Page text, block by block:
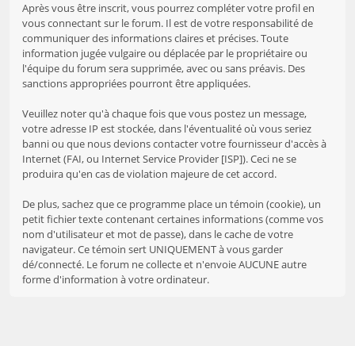
Après vous être inscrit, vous pourrez compléter votre profil en
vous connectant sur le forum. Il est de votre responsabilité de
communiquer des informations claires et précises. Toute
information jugée vulgaire ou déplacée par le propriétaire ou
l'équipe du forum sera supprimée, avec ou sans préavis. Des
sanctions appropriées pourront être appliquées.
Veuillez noter qu'à chaque fois que vous postez un message,
votre adresse IP est stockée, dans l'éventualité où vous seriez
banni ou que nous devions contacter votre fournisseur d'accès à
Internet (FAI, ou Internet Service Provider [ISP]). Ceci ne se
produira qu'en cas de violation majeure de cet accord.
De plus, sachez que ce programme place un témoin (cookie), un
petit fichier texte contenant certaines informations (comme vos
nom d'utilisateur et mot de passe), dans le cache de votre
navigateur. Ce témoin sert UNIQUEMENT à vous garder
dé/connecté. Le forum ne collecte et n'envoie AUCUNE autre
forme d'information à votre ordinateur.